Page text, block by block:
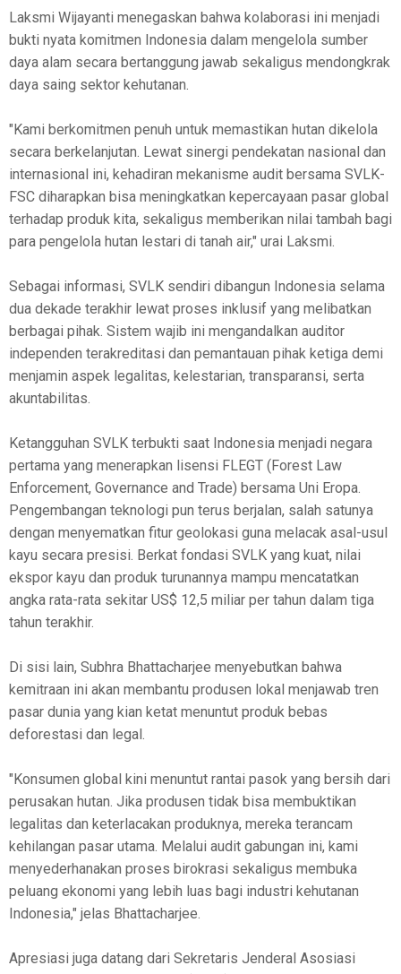
Laksmi Wijayanti menegaskan bahwa kolaborasi ini menjadi
bukti nyata komitmen Indonesia dalam mengelola sumber
daya alam secara bertanggung jawab sekaligus mendongkrak
daya saing sektor kehutanan.
"Kami berkomitmen penuh untuk memastikan hutan dikelola
secara berkelanjutan. Lewat sinergi pendekatan nasional dan
internasional ini, kehadiran mekanisme audit bersama SVLK-
FSC diharapkan bisa meningkatkan kepercayaan pasar global
terhadap produk kita, sekaligus memberikan nilai tambah bagi
para pengelola hutan lestari di tanah air," urai Laksmi.
Sebagai informasi, SVLK sendiri dibangun Indonesia selama
dua dekade terakhir lewat proses inklusif yang melibatkan
berbagai pihak. Sistem wajib ini mengandalkan auditor
independen terakreditasi dan pemantauan pihak ketiga demi
menjamin aspek legalitas, kelestarian, transparansi, serta
akuntabilitas.
Ketangguhan SVLK terbukti saat Indonesia menjadi negara
pertama yang menerapkan lisensi FLEGT (Forest Law
Enforcement, Governance and Trade) bersama Uni Eropa.
Pengembangan teknologi pun terus berjalan, salah satunya
dengan menyematkan fitur geolokasi guna melacak asal-usul
kayu secara presisi. Berkat fondasi SVLK yang kuat, nilai
ekspor kayu dan produk turunannya mampu mencatatkan
angka rata-rata sekitar US$ 12,5 miliar per tahun dalam tiga
tahun terakhir.
Di sisi lain, Subhra Bhattacharjee menyebutkan bahwa
kemitraan ini akan membantu produsen lokal menjawab tren
pasar dunia yang kian ketat menuntut produk bebas
deforestasi dan legal.
"Konsumen global kini menuntut rantai pasok yang bersih dari
perusakan hutan. Jika produsen tidak bisa membuktikan
legalitas dan keterlacakan produknya, mereka terancam
kehilangan pasar utama. Melalui audit gabungan ini, kami
menyederhanakan proses birokrasi sekaligus membuka
peluang ekonomi yang lebih luas bagi industri kehutanan
Indonesia," jelas Bhattacharjee.
Apresiasi juga datang dari Sekretaris Jenderal Asosiasi